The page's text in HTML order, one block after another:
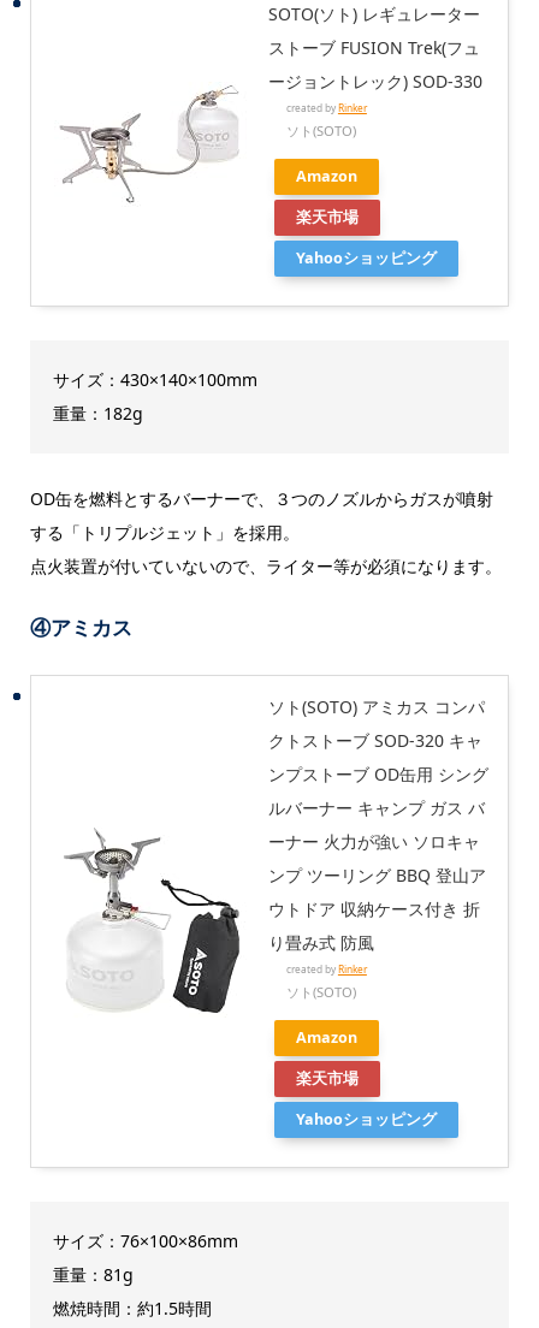
SOTO(ソト) レギュレーター
ストーブ FUSION Trek(フュ
ージョントレック) SOD-330
created byRinker
ソト(SOTO)
Amazon
楽天市場
Yahooショッピング
サイズ：430×140×100mm
重量：182g
OD缶を燃料とするバーナーで、３つのノズルからガスが噴射
する「トリプルジェット」を採用。
点火装置が付いていないので、ライター等が必須になります。
④アミカス
ソト(SOTO) アミカス コンパ
クトストーブ SOD-320 キャ
ンプストーブ OD缶用 シング
ルバーナー キャンプ ガス バ
ーナー 火力が強い ソロキャ
ンプ ツーリング BBQ 登山ア
ウトドア 収納ケース付き 折
り畳み式 防風
created byRinker
ソト(SOTO)
Amazon
楽天市場
Yahooショッピング
サイズ：76×100×86mm
重量：81g
燃焼時間：約1.5時間